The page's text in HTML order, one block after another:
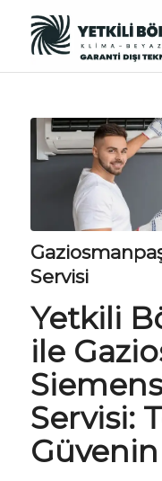
Servisi
Yetkili
ile
Servisi: